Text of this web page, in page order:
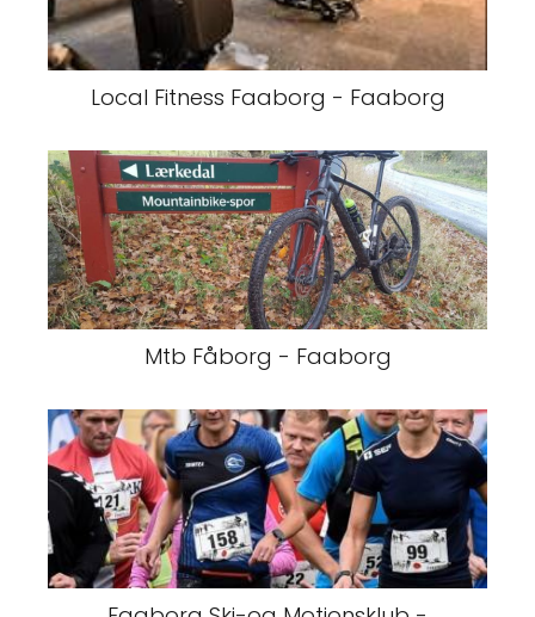
Local Fitness Faaborg - Faaborg
Mtb Fåborg - Faaborg